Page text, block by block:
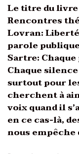
Le titre du
Rencontres
Lovran:
parole
Sartre:
Chaque
surtout pour
cherchent à
voix quand il
en ce cas-là,
nous empêche